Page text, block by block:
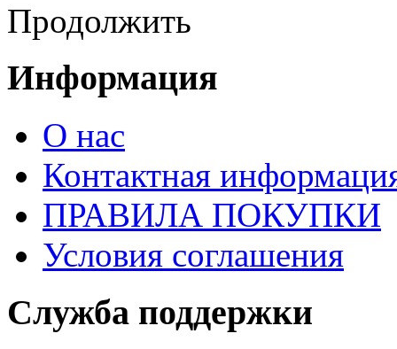
Продолжить
Информация
О нас
Контактная
ПРАВИЛА ПОКУПКИ
Условия соглашения
Служба поддержки